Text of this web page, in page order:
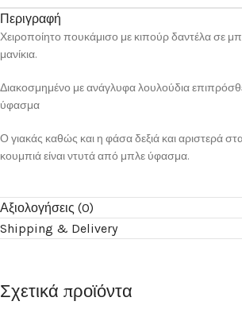
Περιγραφή
Χειροποίητο πουκάμισο με κιπούρ δαντέλα σε
μανίκια.
Διακοσμημένο με ανάγλυφα λουλούδια
ύφασμα
Ο γιακάς καθώς και η φάσα δεξιά και αριστερά
κουμπιά είναι ντυτά από μπλε ύφασμα.
Αξιολογήσεις (0)
Shipping & Delivery
Σχετικά προϊόντα